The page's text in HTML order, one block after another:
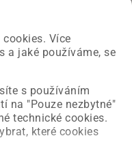
Více
a jaké používáme, se
s používáním
na "Pouze nezbytné"
technické cookies.
které cookies
a už ji opravujeme.
stránku.
Úvodní strana